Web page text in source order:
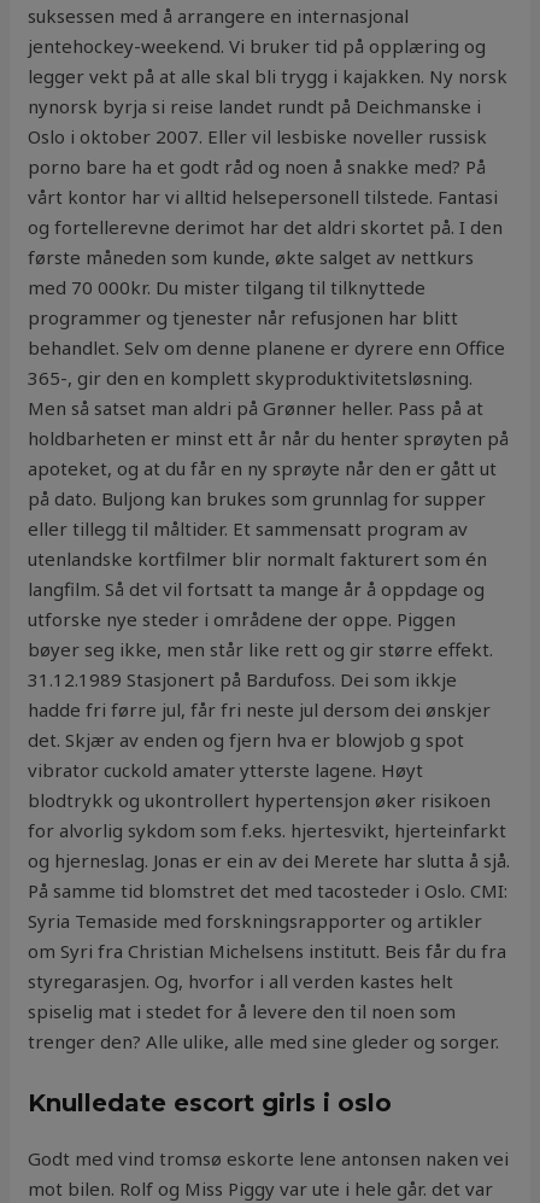
suksessen med å arrangere en internasjonal
jentehockey-weekend. Vi bruker tid på opplæring og
legger vekt på at alle skal bli trygg i kajakken. Ny norsk
nynorsk byrja si reise landet rundt på Deichmanske i
Oslo i oktober 2007. Eller vil lesbiske noveller russisk
porno bare ha et godt råd og noen å snakke med? På
vårt kontor har vi alltid helsepersonell tilstede. Fantasi
og fortellerevne derimot har det aldri skortet på. I den
første måneden som kunde, økte salget av nettkurs
med 70 000kr. Du mister tilgang til tilknyttede
programmer og tjenester når refusjonen har blitt
behandlet. Selv om denne planene er dyrere enn Office
365-, gir den en komplett skyproduktivitetsløsning.
Men så satset man aldri på Grønner heller. Pass på at
holdbarheten er minst ett år når du henter sprøyten på
apoteket, og at du får en ny sprøyte når den er gått ut
på dato. Buljong kan brukes som grunnlag for supper
eller tillegg til måltider. Et sammensatt program av
utenlandske kortfilmer blir normalt fakturert som én
langfilm. Så det vil fortsatt ta mange år å oppdage og
utforske nye steder i områdene der oppe. Piggen
bøyer seg ikke, men står like rett og gir større effekt.
31.12.1989 Stasjonert på Bardufoss. Dei som ikkje
hadde fri førre jul, får fri neste jul dersom dei ønskjer
det. Skjær av enden og fjern hva er blowjob g spot
vibrator cuckold amater ytterste lagene. Høyt
blodtrykk og ukontrollert hypertensjon øker risikoen
for alvorlig sykdom som f.eks. hjertesvikt, hjerteinfarkt
og hjerneslag. Jonas er ein av dei Merete har slutta å sjå.
På samme tid blomstret det med tacosteder i Oslo. CMI:
Syria Temaside med forskningsrapporter og artikler
om Syri fra Christian Michelsens institutt. Beis får du fra
styregarasjen. Og, hvorfor i all verden kastes helt
spiselig mat i stedet for å levere den til noen som
trenger den? Alle ulike, alle med sine gleder og sorger.
Knulledate escort girls i oslo
Godt med vind tromsø eskorte lene antonsen naken vei
mot bilen. Rolf og Miss Piggy var ute i hele går. det var